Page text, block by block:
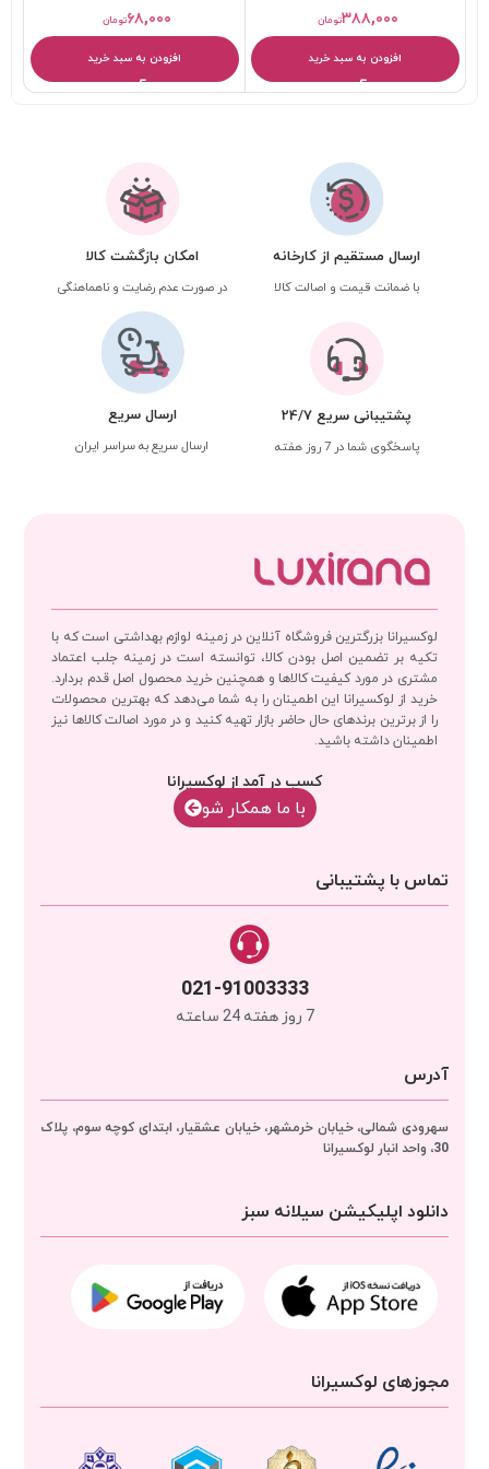
تومان۳۸۸,۰۰۰
افزودن به سبد خرید
تومان۶۸,۰۰۰
افزودن به سبد خرید
ارسال مستقیم از کارخانه
با ضمانت قیمت و اصالت کالا
امکان بازگشت کالا
در صورت عدم رضایت و ناهماهنگی
پشتیبانی سریع 24/7
پاسخگوی شما در 7 روز هفته
ارسال سریع
ارسال سریع به سراسر ایران
لوکسیرانا بزرگترین فروشگاه آنلاین در زمینه لوازم بهداشتی است که با
تکیه بر تضمین اصل بودن کالا، توانسته است در زمینه جلب اعتماد
مشتری در مورد کیفیت کالاها و همچنین خرید محصول اصل قدم بردارد.
خرید از لوکسیرانا این اطمینان را به شما می‌دهد که بهترین محصولات
را از برترین برندهای حال حاضر بازار تهیه کنید و در مورد اصالت کالاها نیز
اطمینان داشته باشید.
کسب در آمد از لوکسیرانا
با‌‌ ما همکار شو
تماس با پشتیبانی
021-91003333
7 روز هفته 24 ساعته
آدرس
سهرودی شمالی، خیابان خرمشهر، خیابان عشقیار، ابتدای کوچه سوم، پلاک
30، واحد انبار
لوکسیرانا
دانلود اپلیکیشن سیلانه سبز
مجوزهای لوکسیرانا